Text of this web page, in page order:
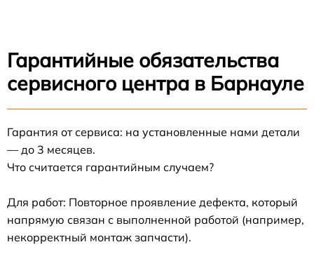
Гарантийные обязательства
сервисного центра в Барнауле
Гарантия от сервиса: на установленные нами детали
— до 3 месяцев.
Что считается гарантийным случаем?
Для работ: Повторное проявление дефекта, который
напрямую связан с выполненной работой (например,
некорректный монтаж запчасти).